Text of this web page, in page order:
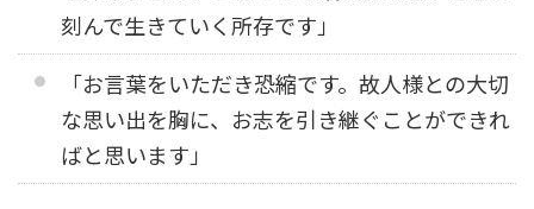
刻んで生きていく所存です」
「お言葉をいただき恐縮です。故人様との大切
な思い出を胸に、お志を引き継ぐことができれ
ばと思います」